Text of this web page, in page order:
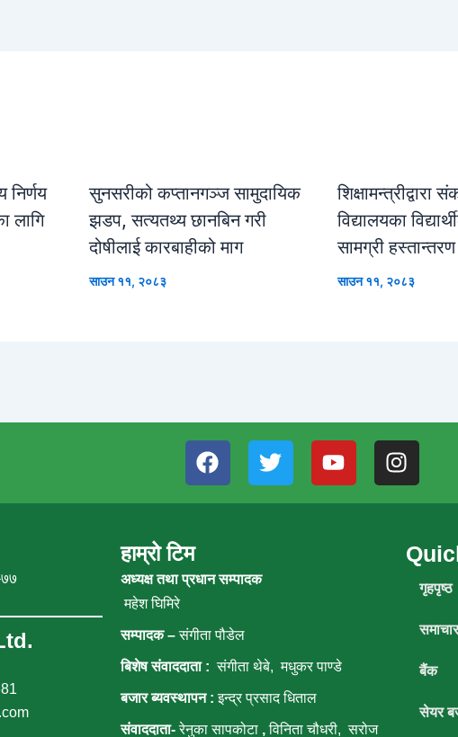
निर्णय
लागि
सुनसरीको कप्तानगञ्ज सामुदायिक
झडप, सत्यतथ्य छानबिन गरी
दोषीलाई कारबाहीको माग
साउन ११, २०८३
शिक्षामन्त्रीद्वारा
विद्यालयका
सामग्री हस्तान्तरण
साउन ११, २०८३
F
a
o
T
w
Y
o
I
n
g
हाम्रो टिम
अध्यक्ष तथा प्रधान सम्पादक
महेश घिमिरे
सम्पादक –संगीता पौडेल
बिशेष संवाददाता : संगीता थेबे,मधुकर पाण्डे
बजार ब्यवस्थापन : इन्द्र प्रसाद धिताल
संवाददाता-रेनुका सापकोटा , विनिता चौधरी, सरोज
गृहपृष्ठ
समाचार
बैंक
सेयर